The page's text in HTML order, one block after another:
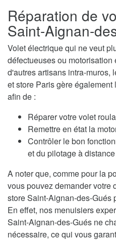
Réparation de
Saint-Aignan-
Volet électrique qui ne veut
défectueuses ou
d'autres artisans intra-muros,
et store Paris gère
afin de :
Réparer votre volet
Remettre en état la
Contrôler le bon
et du pilotage à
A noter que, comme pour la
vous pouvez demander votre
store Saint-Aignan-des-Gués
En effet, nos menuisiers
Saint-Aignan-des-Gués ne
nécessaire, ce qui vous